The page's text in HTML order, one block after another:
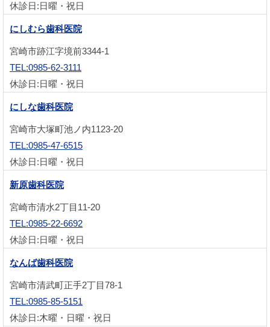
休診日:日曜・祝日
にしむら歯科医院
宮崎市跡江字境前3344-1
TEL:0985-62-3111
休診日:日曜・祝日
にしな歯科医院
宮崎市大塚町池ノ内1123-20
TEL:0985-47-6515
休診日:日曜・祝日
新原歯科医院
宮崎市清水2丁目11-20
TEL:0985-22-6692
休診日:日曜・祝日
なんば歯科医院
宮崎市清武町正手2丁目78-1
TEL:0985-85-5151
休診日:木曜・日曜・祝日